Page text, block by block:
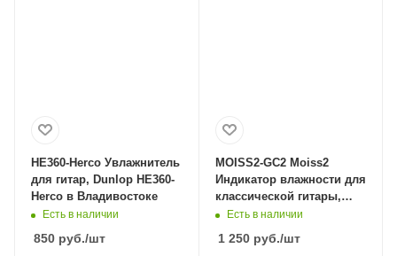
HE360-Herco Увлажнитель
для гитар, Dunlop HE360-
Herco в Владивостоке
Есть в наличии
850 руб./шт
MOISS2-GC2 Moiss2
Индикатор влажности для
классической гитары,
Hosco MOISS2-GC2 в
Есть в наличии
1 250руб./шт